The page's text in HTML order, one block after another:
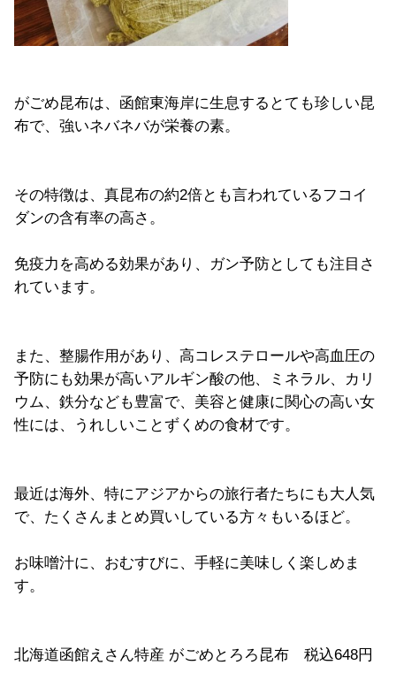
がごめ昆布は、函館東海岸に生息するとても珍しい昆
布で、強いネバネバが栄養の素。
その特徴は、真昆布の約2倍とも言われているフコイ
ダンの含有率の高さ。
免疫力を高める効果があり、ガン予防としても注目さ
れています。
また、整腸作用があり、高コレステロールや高血圧の
予防にも効果が高いアルギン酸の他、ミネラル、カリ
ウム、鉄分なども豊富で、美容と健康に関心の高い女
性には、うれしいことずくめの食材です。
最近は海外、特にアジアからの旅行者たちにも大人気
で、たくさんまとめ買いしている方々もいるほど。
お味噌汁に、おむすびに、手軽に美味しく楽しめま
す。
北海道函館えさん特産 がごめとろろ昆布 税込648円